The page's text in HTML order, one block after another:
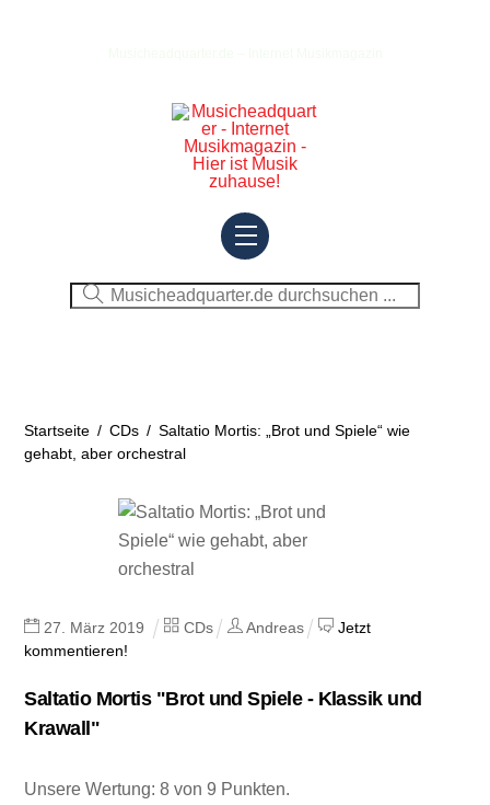
Menu
Startseite / CDs / Saltatio Mortis: „Brot und Spiele“ wie
gehabt, aber orchestral
27 März 2019 CDs Andreas
Jetzt
kommentieren!
Saltatio Mortis "Brot und Spiele - Klassik und
Krawall"
Unsere Wertung: 8 von 9 Punkten.